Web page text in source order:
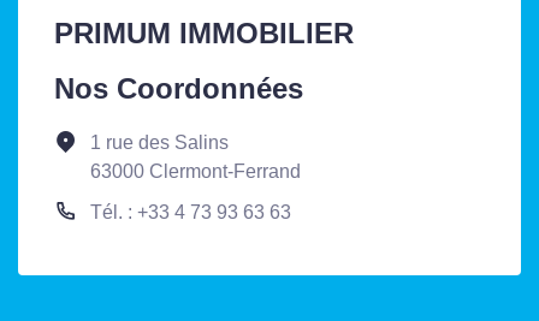
PRIMUM IMMOBILIER
Nos Coordonnées
1 rue des Salins
63000 Clermont-Ferrand
Tél. : +33 4 73 93 63 63